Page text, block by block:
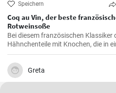
Speichern
Coq au Vin, der beste
Rotweinsoße
Bei diesem französischen
Hähnchenteile mit Knochen, die in
dunklen und reichhaltigen
Greta